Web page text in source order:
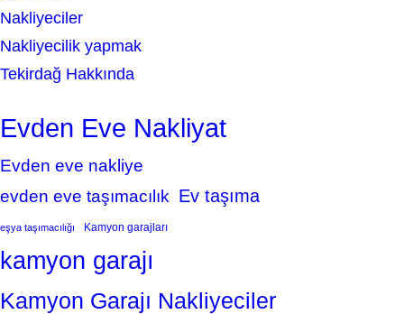
Nakliyeciler
Nakliyecilik yapmak
Tekirdağ Hakkında
Evden Eve Nakliyat
Evden eve nakliye
evden eve taşımacılık Ev taşıma
eşya taşımacılığı Kamyon garajları
kamyon garajı
Kamyon Garajı Nakliyeciler